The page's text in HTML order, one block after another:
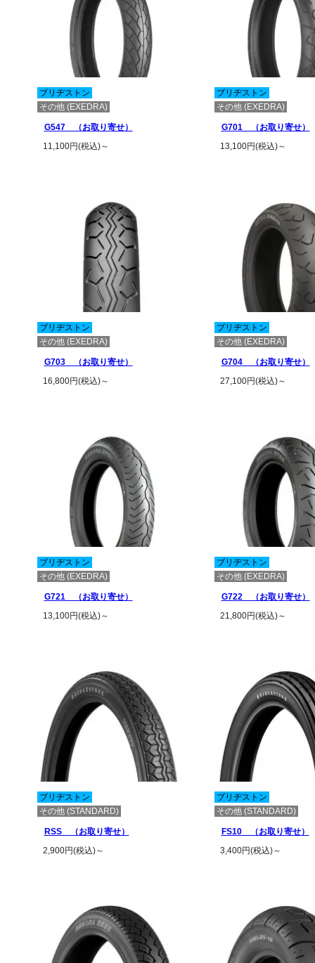
ブリヂストン
その他 (EXEDRA)
G547 （お取り寄せ）
11,100円(税込)～
ブリヂストン
その他 (EXEDRA)
G701 （お取り寄せ）
13,100円(税込)～
ブリヂストン
その他 (EXEDRA)
G703 （お取り寄せ）
16,800円(税込)～
ブリヂストン
その他 (EXEDRA)
G704 （お取り寄せ）
27,100円(税込)～
ブリヂストン
その他 (EXEDRA)
G721 （お取り寄せ）
13,100円(税込)～
ブリヂストン
その他 (EXEDRA)
G722 （お取り寄せ）
21,800円(税込)～
ブリヂストン
その他 (STANDARD)
RSS （お取り寄せ）
2,900円(税込)～
ブリヂストン
その他 (STANDARD)
FS10 （お取り寄せ）
3,400円(税込)～